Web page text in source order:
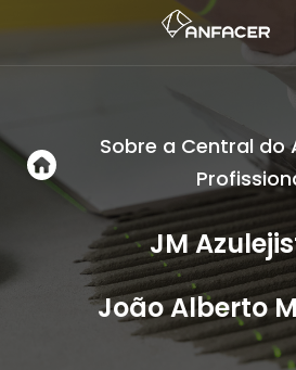
Sobre a Central do
JM
João Alberto